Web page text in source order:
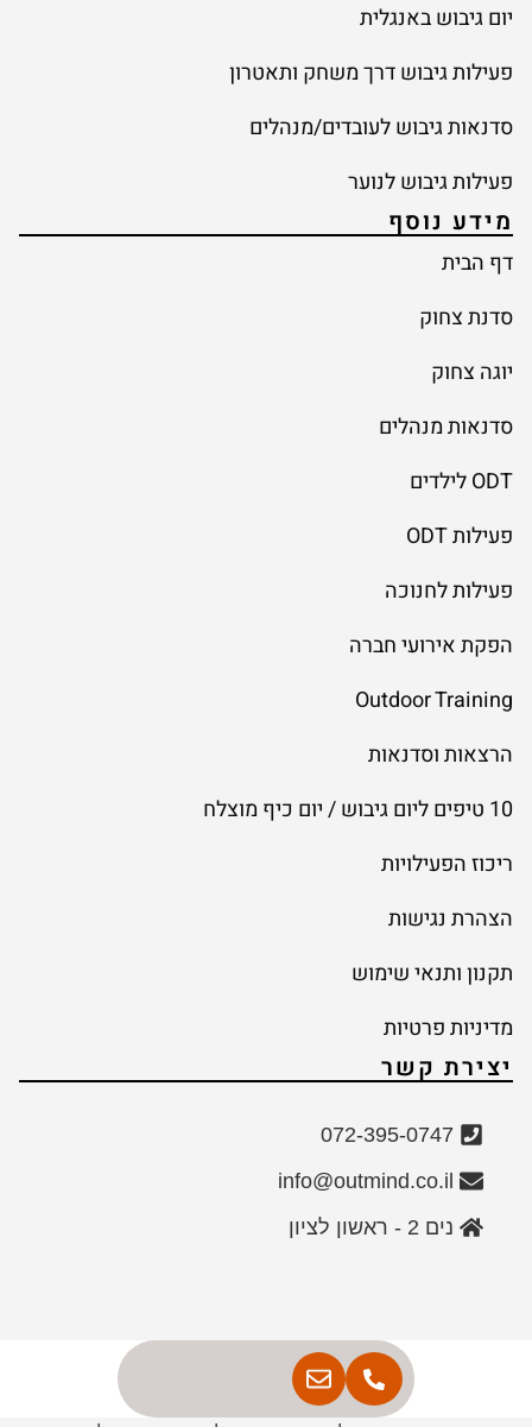
יום גיבוש באנגלית
פעילות גיבוש דרך משחק ותאטרון
סדנאות גיבוש לעובדים/מנהלים
פעילות גיבוש לנוער
מידע נוסף
דף הבית
סדנת צחוק
יוגה צחוק
סדנאות מנהלים
ODT לילדים
פעילות ODT
פעילות לחנוכה
הפקת אירועי חברה
Outdoor Training
הרצאות וסדנאות
10 טיפים ליום גיבוש / יום כיף מוצלח
ריכוז הפעילויות
הצהרת נגישות
תקנון ותנאי שימוש
מדיניות פרטיות
יצירת קשר
072-395-0747
info@outmind.co.il
נים 2 - ראשון לציון